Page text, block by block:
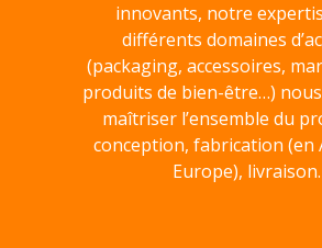
innovants, notre
différents domaines
(packaging, accessoires,
produits de bien-être…)
maîtriser l’ensemble du
conception, fabrication (en
Europe), livraison.